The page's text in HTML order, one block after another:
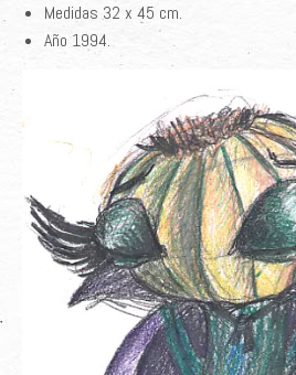
Medidas 32 x 45 cm.
Año 1994.